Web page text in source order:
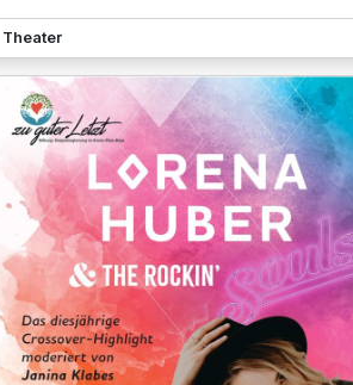
Theater